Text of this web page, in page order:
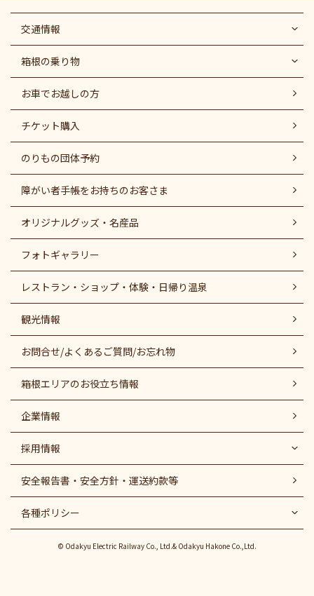
交通情報
箱根の乗り物
お車でお越しの方
チケット購入
のりもの団体予約
障がい者⼿帳をお持ちのお客さま
オリジナルグッズ・名産品
フォトギャラリー
レストラン・ショップ・体験・日帰り温泉
観光情報
お問合せ/よくあるご質問/お忘れ物
箱根エリアのお役立ち情報
企業情報
採用情報
安全報告書・安全方針・運送約款等
各種ポリシー
© Odakyu Electric Railway Co., Ltd.& Odakyu Hakone Co.,Ltd.